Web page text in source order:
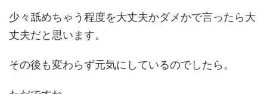
少々舐めちゃう程度を大丈夫かダメかで言ったら大
丈夫だと思います。
その後も変わらず元気にしているのでしたら。